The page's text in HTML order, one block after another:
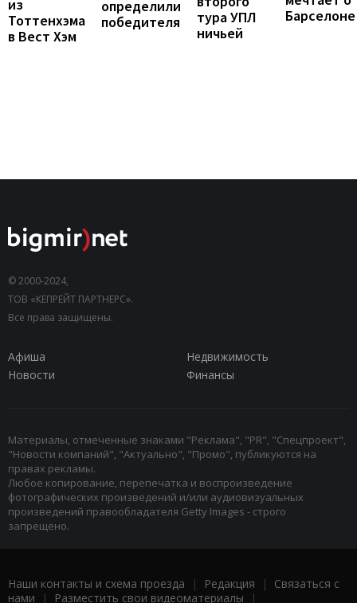
из
Тоттенхэма
в Вест Хэм
определили
победителя
тура УПЛ
ничьей
Барселоне
© 2000-2024,
ТОВ «КЕПРЕЙТ ПАРТНЕРС».
Все права защищены.
Афиша
Недвижимость
Новости
Финансы
Материалы, отмеченные знаками "Реклама", "PR", "Спецпроект",
"Новости компаний", "Актуально", "Промо", публикуются на
правах рекламы.
Любое копирование, перепечатка и воспроизведение
фотографических произведений и/или аудиовизуальных
произведений правообладателя Getty Images - строго
запрещено.
Наши контакты и схема проезда | Редакция | Связаться с
нами | Разместить свои видеоматериалы |